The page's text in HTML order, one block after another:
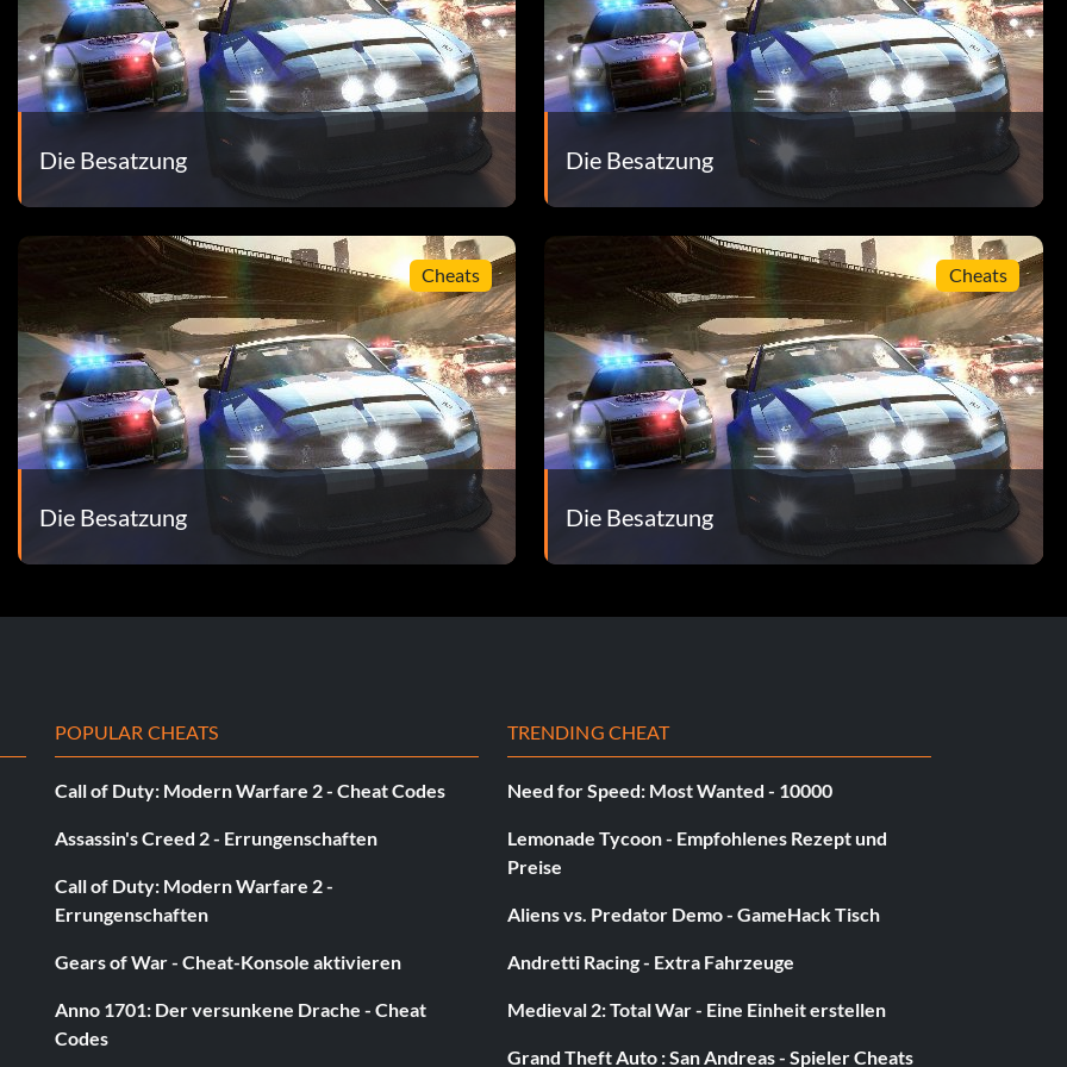
- 25
auf Platin auf. - 15
in jeder Region. - 10
einem Straßenauto. - 10
Stunt-Kombo. - 15
- 15
bist (2-4 Spieler) - 10
- 100
alle. - 10
Geschicklichkeitstyp in allen 5 Zonen. - 25
- 15
ab. - 25
Die Besatzung Die Besatzung
Cheats
Die Besatzung
Cheats
Die Besatzung
POPULAR CHEATS
Call of Duty: Modern Warfare 2 - Cheat Codes
Assassin's Creed 2 - Errungenschaften
Call of Duty: Modern Warfare 2 -
Errungenschaften
Gears of War - Cheat-Konsole aktivieren
Anno 1701: Der versunkene Drache - Cheat
Codes
TRENDING CHEAT
Need for Speed: Most Wanted - 10000
Lemonade Tycoon - Empfohlenes Rezept und
Preise
Aliens vs. Predator Demo - GameHack Tisch
Andretti Racing - Extra Fahrzeuge
Medieval 2: Total War - Eine Einheit erstellen
Grand Theft Auto : San Andreas - Spieler Cheats